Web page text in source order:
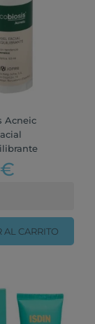
Acneic
AL CARRITO